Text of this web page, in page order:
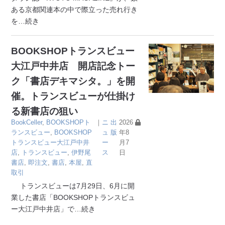
ある京都関連本の中で際立った売れ行き
を …続き
BOOKSHOPトランスビュー
大江戸中井店 開店記念トー
ク「書店デキマシタ。」を開
催。トランスビューが仕掛け
る新書店の狙い
BookCeller, BOOKSHOPト
ランスビュー, BOOKSHOP
トランスビュー大江戸中井
店, トランスビュー,伊野尾
書店, 即注文,書店,本屋, 直
取引
｜ ニ
ュ
ー
ス
出
版
2026
年8
月7
日
トランスビューは7月29日、6月に開
業した書店「BOOKSHOPトランスビュ
ー大江戸中井店」で …続き